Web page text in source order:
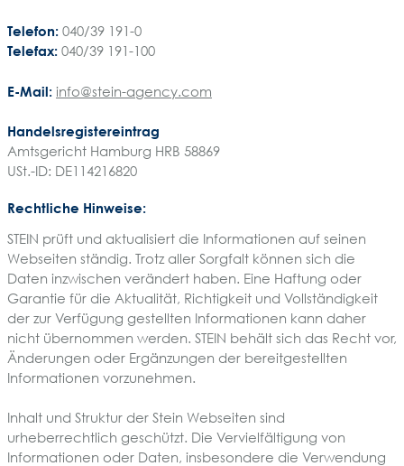
Telefon: 040/39 191-0
Telefax: 040/39 191-100
E-Mail: info@stein-agency.com
Handelsregistereintrag
Amtsgericht Hamburg HRB 58869
USt.-ID: DE114216820
Rechtliche Hinweise:
STEIN prüft und aktualisiert die Informationen auf seinen
Webseiten ständig. Trotz aller Sorgfalt können sich die
Daten inzwischen verändert haben. Eine Haftung oder
Garantie für die Aktualität, Richtigkeit und Vollständigkeit
der zur Verfügung gestellten Informationen kann daher
nicht übernommen werden. STEIN behält sich das Recht vor,
Änderungen oder Ergänzungen der bereitgestellten
Informationen vorzunehmen.
Inhalt und Struktur der Stein Webseiten sind
urheberrechtlich geschützt. Die Vervielfältigung von
Informationen oder Daten, insbesondere die Verwendung